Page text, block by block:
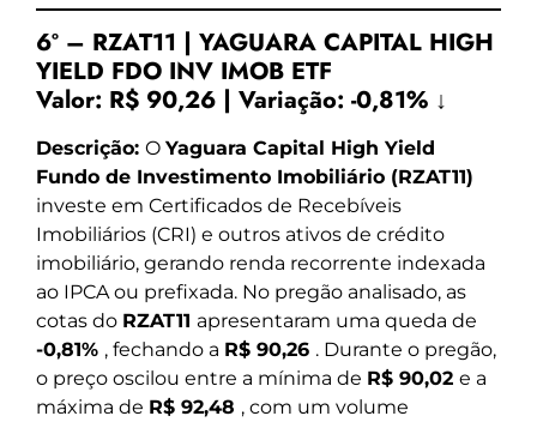
6º – RZAT11 | YAGUARA CAPITAL HIGH
YIELD FDO INV IMOB ETF
Valor: R$ 90,26 | Variação: -0,81% ↓
Descrição: O Yaguara Capital High Yield
Fundo de Investimento Imobiliário (RZAT11)
investe em Certificados de Recebíveis
Imobiliários (CRI) e outros ativos de crédito
imobiliário, gerando renda recorrente indexada
ao IPCA ou prefixada. No pregão analisado, as
cotas do RZAT11 apresentaram uma queda de
-0,81% , fechando a R$ 90,26 . Durante o pregão,
o preço oscilou entre a mínima de R$ 90,02 e a
máxima de R$ 92,48 , com um volume